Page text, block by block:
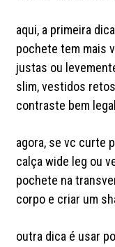
aqui, a primeira
pochete tem mais
justas ou
slim, vestidos
contraste bem
agora, se vc curte
calça wide leg ou
pochete na
corpo e criar um
outra dica é usar